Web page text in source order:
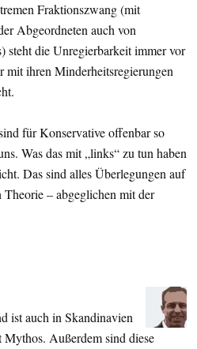
Fraktionszwang (mit
Abgeordneten auch von
steht die Unregierbarkeit immer vor
mit ihren Minderheitsregierungen
für Konservative offenbar so
Was das mit „links“ zu tun haben
Das sind alles Überlegungen auf
– abgeglichen mit der
ist auch in Skandinavien
Außerdem sind diese